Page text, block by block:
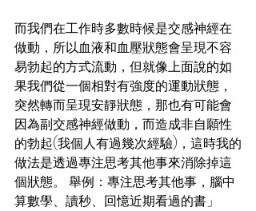
而我們在工作時多數時候是交感神經在
做動，所以血液和血壓狀態會呈現不容
易勃起的方式流動，但就像上面說的如
果我們從一個相對有強度的運動狀態，
突然轉而呈現安靜狀態，那也有可能會
因為副交感神經做動，而造成非自願性
的勃起(我個人有過幾次經驗)，這時我的
做法是透過專注思考其他事來消除掉這
個狀態。 舉例：專注思考其他事，腦中
算數學、讀秒、回憶近期看過的書」